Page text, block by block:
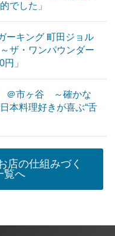
でした」
キング 町田ジョル
・ワンパウンダー
」
市ヶ谷 ～確かな
本料理好きが喜ぶ“舌
店の仕組みづく
覧へ